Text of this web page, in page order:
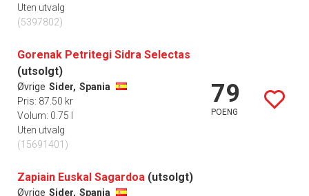
Uten utvalg
(5397802)
Gorenak Petritegi Sidra Selectas
(utsolgt)
Øvrige Sider, Spania
Pris: 87.50 kr
Volum: 0.75 l
Uten utvalg
(15691401)
79
POENG
Zapiain Euskal Sagardoa (utsolgt)
Øvrige Sider, Spania